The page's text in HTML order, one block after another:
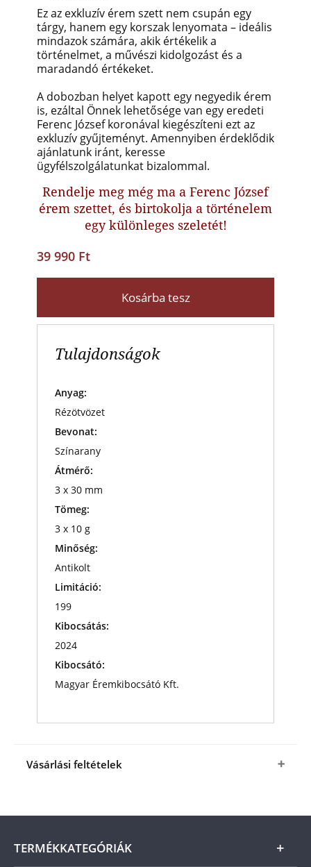
Ez az exkluzív érem szett nem csupán egy
tárgy, hanem egy korszak lenyomata – ideális
mindazok számára, akik értékelik a
történelmet, a művészi kidolgozást és a
maradandó értékeket.
A dobozban helyet kapott egy negyedik érem
is, ezáltal Önnek lehetősége van egy eredeti
Ferenc József koronával kiegészíteni ezt az
exkluzív gyűjteményt. Amennyiben érdeklődik
ajánlatunk iránt, keresse
ügyfélszolgálatunkat bizalommal.
Rendelje meg még ma a Ferenc József
érem szettet, és birtokolja a történelem
egy különleges szeletét!
39 990 Ft
Kosárba tesz
Tulajdonságok
Anyag:
Rézötvözet
Bevonat:
Színarany
Átmérő:
3 x 30 mm
Tömeg:
3 x 10 g
Minőség:
Antikolt
Limitáció:
199
Kibocsátás:
2024
Kibocsátó:
Magyar Éremkibocsátó Kft.
Vásárlási feltételek
éremszetteta fenti kedvező áron (+ azÁSZF-ben
termék ára online, vagy szállításkor a futárnak
vagy a termékhez csatolt fizetési szelvényen, a
TERMÉKKATEGÓRIÁK